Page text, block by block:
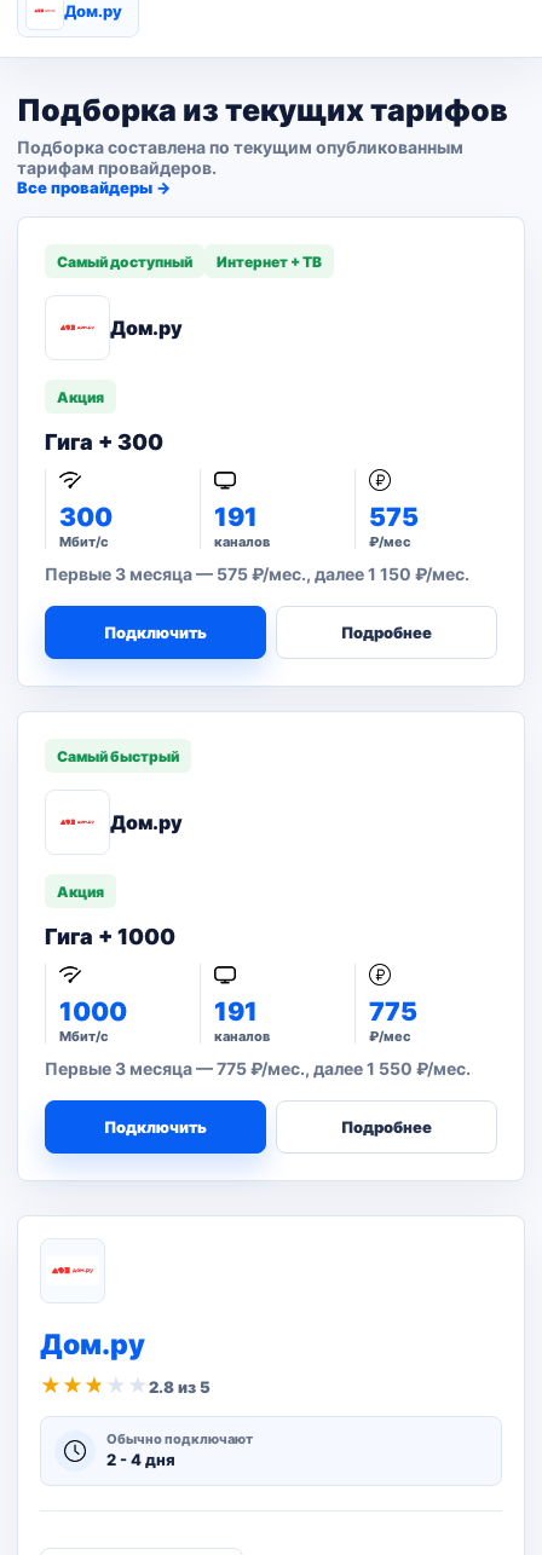
Дом.ру
Подборка из текущих тарифов
Подборка составлена по текущим опубликованным
тарифам провайдеров.
Все провайдеры →
Самый доступный Интернет + ТВ
Дом.ру
Акция
Гига + 300
300
Мбит/с
191
каналов
575
₽/мес
Первые 3 месяца — 575 ₽/мес., далее 1 150 ₽/мес.
Подключить Подробнее
Самый быстрый
Дом.ру
Акция
Гига + 1000
1000
Мбит/с
191
каналов
775
₽/мес
Первые 3 месяца — 775 ₽/мес., далее 1 550 ₽/мес.
Подключить Подробнее
Дом.ру
★ ★ ★ ★ ★2.8 из 5
Обычно подключают
2 - 4 дня